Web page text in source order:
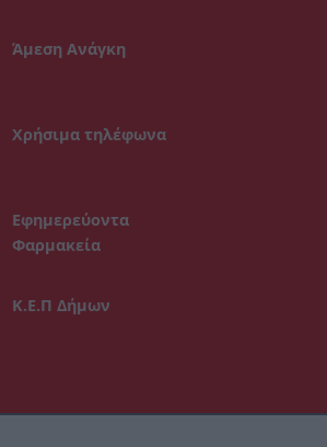
Άμεση Ανάγκη
Χρήσιμα τηλέφωνα
Εφημερεύοντα
Φαρμακεία
Κ.Ε.Π Δήμων